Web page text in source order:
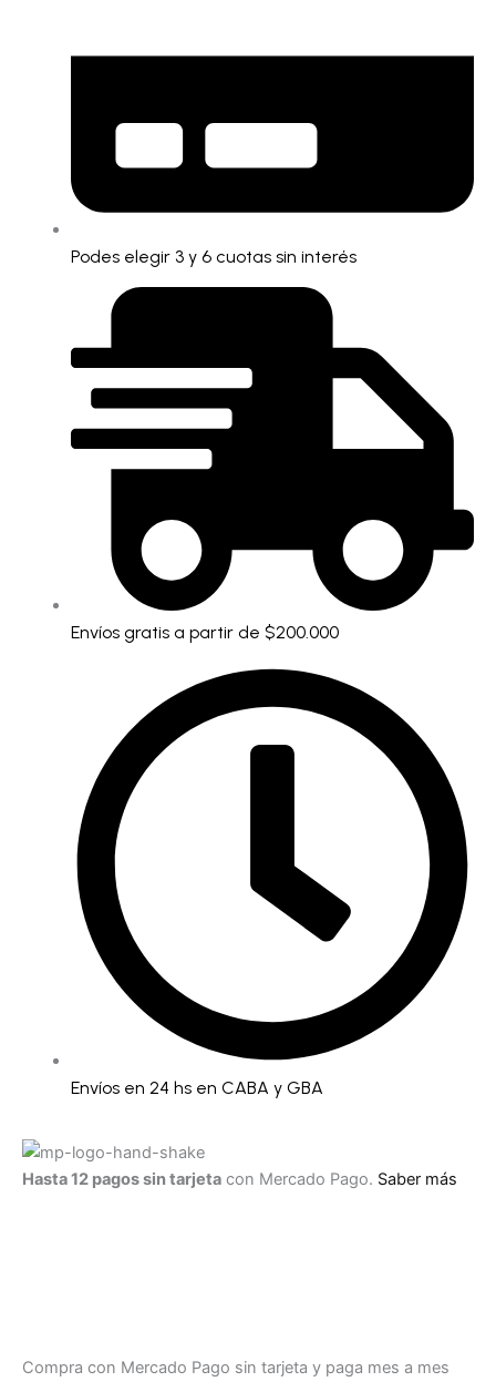
Podes elegir 3 y 6 cuotas sin interés
Envíos gratis a partir de $200.000
Envíos en 24 hs en CABA y GBA
Hasta 12 pagos sin tarjeta con Mercado Pago. Saber más
Compra con Mercado Pago sin tarjeta y paga mes a mes
Conjunto
Bustier